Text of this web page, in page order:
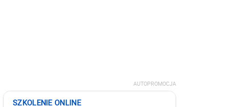
AUTOPROMOCJA
SZKOLENIE ONLINE